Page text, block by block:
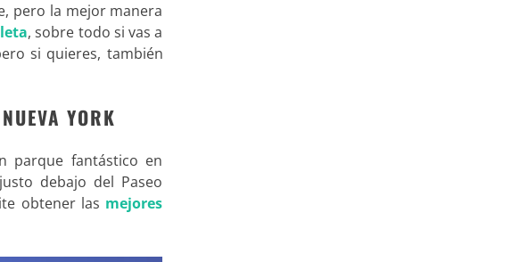
pero la mejor manera
, sobre todo si vas a
si quieres, también
YORK
parque fantástico en
debajo del Paseo
obtener las mejores